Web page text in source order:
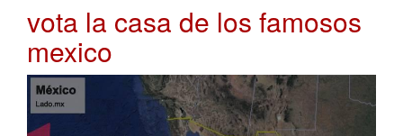
vota la casa de los famosos
mexico